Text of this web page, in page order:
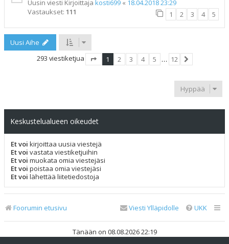
Uusin viesti Kirjoittaja kosti699 « 18.04.2018 23:29
Vastaukset: 111 1 2 3 4 5
Uusi Aihe
293 viestiketjua
1 2 3 4 5 … 12
Hyppää
Keskustelualueen oikeudet
Et voi kirjoittaa uusia viestejä
Et voi vastata viestiketjuihin
Et voi muokata omia viestejäsi
Et voi poistaa omia viestejäsi
Et voi lähettää liitetiedostoja
Foorumin etusivu UKK
Viesti Ylläpidolle
Tänään on 08.08.2026 22:19